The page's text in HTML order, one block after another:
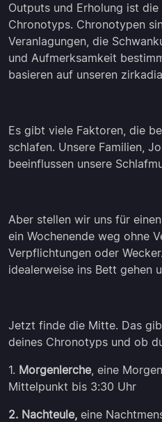
Outputs und Erholung ist
Chronotyps. Chronotypen
Veranlagungen, die
und Aufmerksamkeit
basieren auf unseren
Es gibt viele Faktoren, die
schlafen. Unsere Familien,
beeinflussen unsere
Aber stellen wir uns für
ein Wochenende weg ohne
Verpflichtungen oder
idealerweise ins Bett gehen
Jetzt finde die Mitte. Das
deines Chronotyps und ob
1. Morgenlerche, eine
Mittelpunkt bis 3:30 Uhr
2. Nachteule, eine